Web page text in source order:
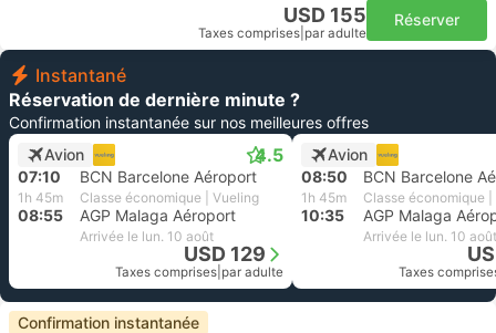
USD 155
Taxes comprises par adulte
Réserver
Instantané
Réservation de dernière minute ?
Confirmation instantanée sur nos meilleures offres
Avion
4.5
07:10 BCN Barcelone Aéroport
1h 45m Classe économique | Vueling
08:55 AGP Malaga Aéroport
Arrivée le lun. 10 août
USD 129
Taxes comprises par adulte
Avion
08:50
BCN Barcelone
1h 45m Classe économique
10:35 AGP Malaga
Arrivée le lun. 10 août
Taxes
Confirmation instantanée